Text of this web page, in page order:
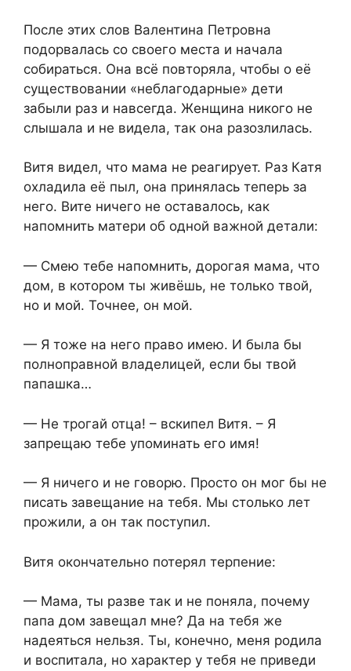
После этих слов Валентина Петровна
подорвалась со своего места и начала
собираться. Она всё повторяла, чтобы о её
существовании «неблагодарные» дети
забыли раз и навсегда. Женщина никого не
слышала и не видела, так она разозлилась.
Витя видел, что мама не реагирует. Раз Катя
охладила её пыл, она принялась теперь за
него. Вите ничего не оставалось, как
напомнить матери об одной важной детали:
— Смею тебе напомнить, дорогая мама, что
дом, в котором ты живёшь, не только твой,
но и мой. Точнее, он мой.
— Я тоже на него право имею. И была бы
полноправной владелицей, если бы твой
папашка…
— Не трогай отца! – вскипел Витя. – Я
запрещаю тебе упоминать его имя!
— Я ничего и не говорю. Просто он мог бы не
писать завещание на тебя. Мы столько лет
прожили, а он так поступил.
Витя окончательно потерял терпение:
— Мама, ты разве так и не поняла, почему
папа дом завещал мне? Да на тебя же
надеяться нельзя. Ты, конечно, меня родила
и воспитала, но характер у тебя не приведи